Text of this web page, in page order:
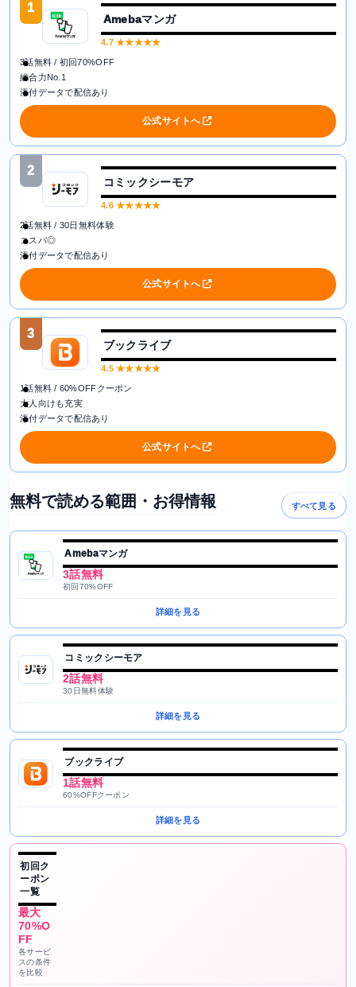
1
Amebaマンガ
4.7★★★★★
3話無料 / 初回70%OFF
総合力No.1
添付データで配信あり
公式サイトへ
2
コミックシーモア
4.6★★★★★
2話無料 / 30日無料体験
コスパ◎
添付データで配信あり
公式サイトへ
3
ブックライブ
4.5★★★★★
1話無料 / 60%OFFクーポン
大人向けも充実
添付データで配信あり
公式サイトへ
無料で読める範囲・お得情報 すべて見る
Amebaマンガ
3話無料
初回70%OFF
詳細を見る
コミックシーモア
2話無料
30日無料体験
詳細を見る
ブックライブ
1話無料
60%OFFクーポン
詳細を見る
初回ク
ーポン
一覧
最大
70%O
FF
各サービ
スの条件
を比較